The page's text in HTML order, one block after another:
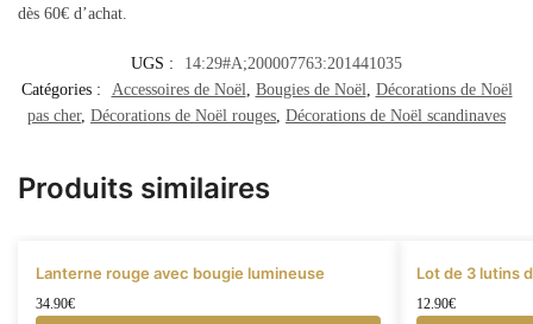
dès 60€ d’achat.
UGS :
14:29#A;200007763:201441035
Catégories :
Accessoires de Noël Bougies de Noël
Décorations de Noël
pas cher, Décorations de Noël rouges Décorations de Noël scandinaves
Produits similaires
Lanterne rouge avec bougie lumineuse
34.90€
Lot de 3 lutins
12.90€